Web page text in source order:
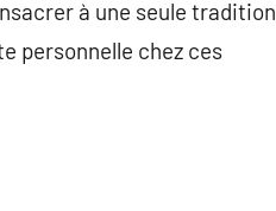
à une seule tradition
personnelle chez ces